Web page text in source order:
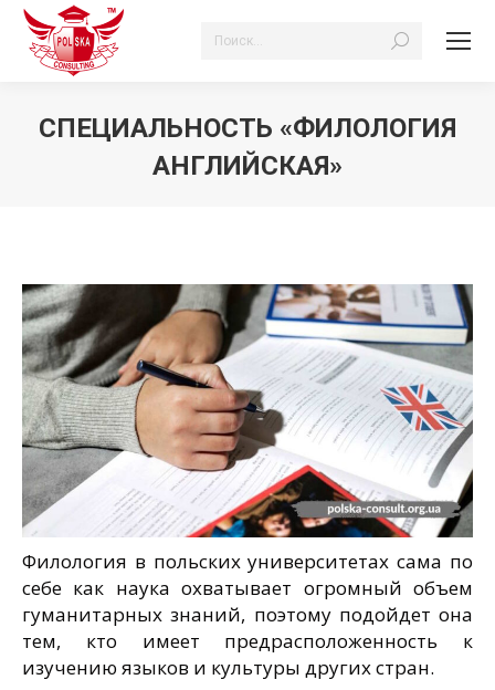
Поиск:
СПЕЦИАЛЬНОСТЬ «ФИЛОЛОГИЯ
АНГЛИЙСКАЯ»
Филология в польских университетах сама по
себе как наука охватывает огромный объем
гуманитарных знаний, поэтому подойдет она
тем, кто имеет предрасположенность к
изучению языков и культуры других стран.